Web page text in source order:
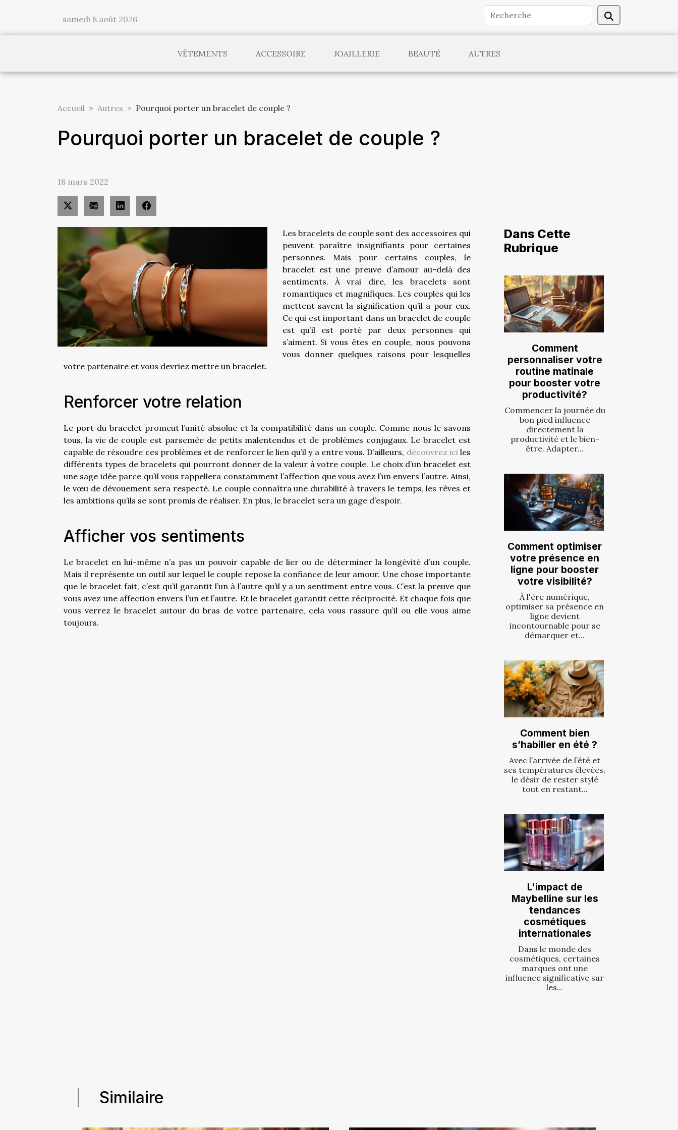
samedi 8 août 2026
VÊTEMENTS ACCESSOIRE JOAILLERIE BEAUTÉ AUTRES
Accueil Autres Pourquoi porter un bracelet de couple ?
Pourquoi porter un bracelet de couple ?
18 mars 2022
Les bracelets de couple sont des accessoires qui
peuvent paraître insignifiants pour certaines
personnes. Mais pour certains couples, le
bracelet est une preuve d’amour au-delà des
sentiments. À vrai dire, les bracelets sont
romantiques et magnifiques. Les couples qui les
mettent savent la signification qu’il a pour eux.
Ce qui est important dans un bracelet de couple
est qu’il est porté par deux personnes qui
s’aiment. Si vous êtes en couple, nous pouvons
vous donner quelques raisons pour lesquelles
votre partenaire et vous devriez mettre un bracelet.
Renforcer votre relation
Le port du bracelet promeut l’unité absolue et la compatibilité dans un couple. Comme nous le savons
tous, la vie de couple est parsemée de petits malentendus et de problèmes conjugaux. Le bracelet est
capable de résoudre ces problèmes et de renforcer le lien qu’il y a entre vous. D’ailleurs, découvrez iciles
différents types de bracelets qui pourront donner de la valeur à votre couple. Le choix d’un bracelet est
une sage idée parce qu’il vous rappellera constamment l’affection que vous avez l’un envers l’autre. Ainsi,
le vœu de dévouement sera respecté. Le couple connaîtra une durabilité à travers le temps, les rêves et
les ambitions qu’ils se sont promis de réaliser. En plus, le bracelet sera un gage d’espoir.
Afficher vos sentiments
Le bracelet en lui-même n’a pas un pouvoir capable de lier ou de déterminer la longévité d’un couple.
Mais il représente un outil sur lequel le couple repose la confiance de leur amour. Une chose importante
que le bracelet fait, c’est qu’il garantit l’un à l’autre qu’il y a un sentiment entre vous. C’est la preuve que
vous avez une affection envers l’un et l’autre. Et le bracelet garantit cette réciprocité. Et chaque fois que
vous verrez le bracelet autour du bras de votre partenaire, cela vous rassure qu’il ou elle vous aime
toujours.
Dans Cette
Rubrique
Comment
personnaliser votre
routine matinale
pour booster votre
productivité?
Commencer la journée du
bon pied influence
directement la
productivité et le bien-
être. Adapter...
Comment optimiser
votre présence en
ligne pour booster
votre visibilité?
À l'ère numérique,
optimiser sa présence en
ligne devient
incontournable pour se
démarquer et...
Comment bien
s’habiller en été ?
Avec l’arrivée de l’été et
ses températures élevées,
le désir de rester stylé
tout en restant...
L'impact de
Maybelline sur les
tendances
cosmétiques
internationales
Dans le monde des
cosmétiques, certaines
marques ont une
influence significative sur
les...
Similaire